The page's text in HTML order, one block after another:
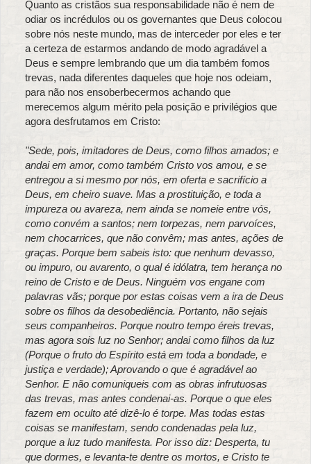
Quanto as cristãos sua responsabilidade não é nem de
odiar os incrédulos ou os governantes que Deus colocou
sobre nós neste mundo, mas de interceder por eles e ter
a certeza de estarmos andando de modo agradável a
Deus e sempre lembrando que um dia também fomos
trevas, nada diferentes daqueles que hoje nos odeiam,
para não nos ensoberbecermos achando que
merecemos algum mérito pela posição e privilégios que
agora desfrutamos em Cristo:
"Sede, pois, imitadores de Deus, como filhos amados; e
andai em amor, como também Cristo vos amou, e se
entregou a si mesmo por nós, em oferta e sacrifício a
Deus, em cheiro suave. Mas a prostituição, e toda a
impureza ou avareza, nem ainda se nomeie entre vós,
como convém a santos; nem torpezas, nem parvoíces,
nem chocarrices, que não convêm; mas antes, ações de
graças. Porque bem sabeis isto: que nenhum devasso,
ou impuro, ou avarento, o qual é idólatra, tem herança no
reino de Cristo e de Deus. Ninguém vos engane com
palavras vãs; porque por estas coisas vem a ira de Deus
sobre os filhos da desobediência. Portanto, não sejais
seus companheiros. Porque noutro tempo éreis trevas,
mas agora sois luz no Senhor; andai como filhos da luz
(Porque o fruto do Espírito está em toda a bondade, e
justiça e verdade); Aprovando o que é agradável ao
Senhor. E não comuniqueis com as obras infrutuosas
das trevas, mas antes condenai-as. Porque o que eles
fazem em oculto até dizê-lo é torpe. Mas todas estas
coisas se manifestam, sendo condenadas pela luz,
porque a luz tudo manifesta. Por isso diz: Desperta, tu
que dormes, e levanta-te dentre os mortos, e Cristo te